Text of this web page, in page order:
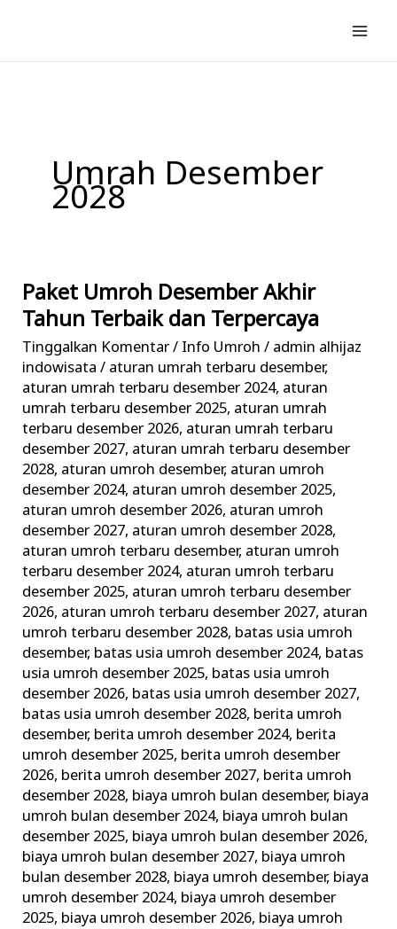
konten
Umrah Desember
2028
Paket Umroh Desember Akhir
Tahun Terbaik dan Terpercaya
Tinggalkan Komentar/ Info Umroh / admin alhijaz
indowisata/ aturan umrah terbaru desember,
aturan umrah terbaru desember 2024, aturan
umrah terbaru desember 2025, aturan umrah
terbaru desember 2026, aturan umrah terbaru
desember 2027, aturan umrah terbaru desember
2028, aturan umroh desember, aturan umroh
desember 2024, aturan umroh desember 2025,
aturan umroh desember 2026, aturan umroh
desember 2027, aturan umroh desember 2028,
aturan umroh terbaru desember, aturan umroh
terbaru desember 2024, aturan umroh terbaru
desember 2025, aturan umroh terbaru desember
2026, aturan umroh terbaru desember 2027, aturan
umroh terbaru desember 2028, batas usia umroh
desember, batas usia umroh desember 2024, batas
usia umroh desember 2025, batas usia umroh
desember 2026, batas usia umroh desember 2027,
batas usia umroh desember 2028, berita umroh
desember, berita umroh desember 2024, berita
umroh desember 2025, berita umroh desember
2026, berita umroh desember 2027, berita umroh
desember 2028, biaya umroh bulan desember, biaya
umroh bulan desember 2024, biaya umroh bulan
desember 2025, biaya umroh bulan desember 2026,
biaya umroh bulan desember 2027, biaya umroh
bulan desember 2028, biaya umroh desember, biaya
umroh desember 2024, biaya umroh desember
2025, biaya umroh desember 2026, biaya umroh
Paket
Umroh
Desember
Akhir
Tahun
Terbaik
dan
Terpercaya